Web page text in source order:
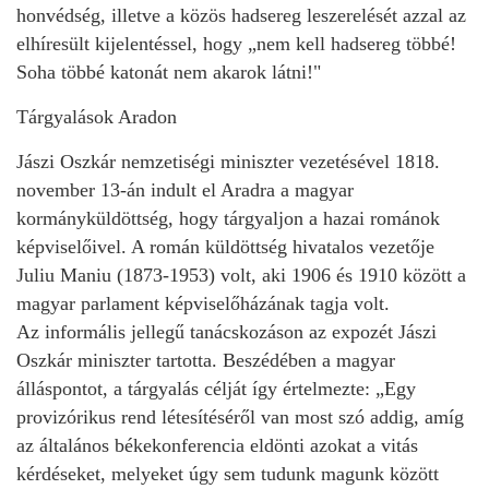
honvédség, illetve a közös hadsereg leszerelését azzal az
elhíresült kijelentéssel, hogy „nem kell hadsereg többé!
Soha többé katonát nem akarok látni!"
Tárgyalások Aradon
Jászi Oszkár nemzetiségi miniszter vezetésével 1818.
november 13-án indult el Aradra a magyar
kormányküldöttség, hogy tárgyaljon a hazai románok
képviselőivel. A román küldöttség hivatalos vezetője
Juliu Maniu (1873-1953) volt, aki 1906 és 1910 között a
magyar parlament képviselőházának tagja volt.
Az informális jellegű tanácskozáson az expozét Jászi
Oszkár miniszter tartotta. Beszédében a magyar
álláspontot, a tárgyalás célját így értelmezte: „Egy
provizórikus rend létesítéséről van most szó addig, amíg
az általános békekonferencia eldönti azokat a vitás
kérdéseket, melyeket úgy sem tudunk magunk között